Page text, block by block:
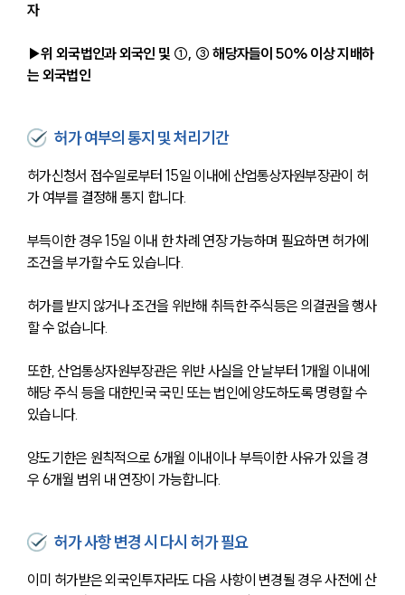
자
▶위 외국법인과 외국인 및 ①, ③ 해당자들이 50% 이상 지배하
는 외국법인
허가 여부의 통지 및 처리기간
허가신청서 접수일로부터 15일 이내에 산업통상자원부장관이 허
가 여부를 결정해 통지 합니다.
부득이한 경우 15일 이내 한 차례 연장 가능하며 필요하면 허가에
조건을 부가할 수도 있습니다.
허가를 받지 않거나 조건을 위반해 취득한 주식등은 의결권을 행사
할 수 없습니다.
또한, 산업통상자원부장관은 위반 사실을 안 날부터 1개월 이내에
해당 주식 등을 대한민국 국민 또는 법인에 양도하도록 명령할 수
있습니다.
양도기한은 원칙적으로 6개월 이내이나 부득이한 사유가 있을 경
우 6개월 범위 내 연장이 가능합니다.
허가 사항 변경 시 다시 허가 필요
이미 허가받은 외국인투자라도 다음 사항이 변경될 경우 사전에 산